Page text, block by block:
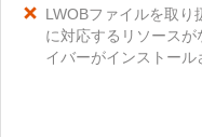
LWOBファイルを取り
に対応するリソース
イバーがインストール